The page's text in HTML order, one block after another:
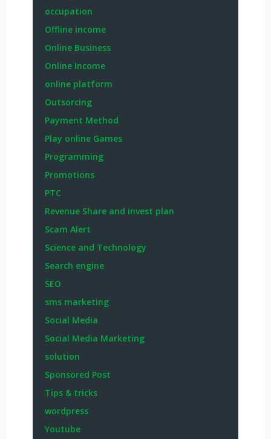
occupation
Offline income
Online Business
Online Income
online platform
Outsorcing
Payment Method
Play online Games
Programming
Promotions
PTC
Revenue Share and invest plan
Scam Alert
Science and Technology
Search engine
SEO
sms marketing
Social Media
Social Media Marketing
solution
Sponsored Post
Tips & tricks
wordpress
Youtube